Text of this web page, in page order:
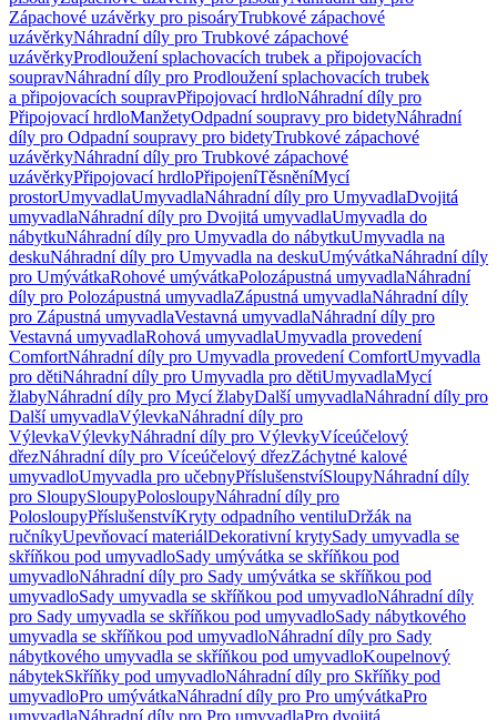
Zápachové uzávěrky pro pisoáryTrubkové zápachové
uzávěrkyNáhradní díly pro Trubkové zápachové
uzávěrkyProdloužení splachovacích trubek a připojovacích
soupravNáhradní díly pro Prodloužení splachovacích trubek
a připojovacích soupravPřipojovací hrdloNáhradní díly pro
Připojovací hrdloManžetyOdpadní soupravy pro bidetyNáhradní
díly pro Odpadní soupravy pro bidetyTrubkové zápachové
uzávěrkyNáhradní díly pro Trubkové zápachové
uzávěrkyPřipojovací hrdloPřipojeníTěsněníMycí
prostorUmyvadlaUmyvadlaNáhradní díly pro UmyvadlaDvojitá
umyvadlaNáhradní díly pro Dvojitá umyvadlaUmyvadla do
nábytkuNáhradní díly pro Umyvadla do nábytkuUmyvadla na
deskuNáhradní díly pro Umyvadla na deskuUmývátkaNáhradní díly
pro UmývátkaRohové umývátkaPolozápustná umyvadlaNáhradní
díly pro Polozápustná umyvadlaZápustná umyvadlaNáhradní díly
pro Zápustná umyvadlaVestavná umyvadlaNáhradní díly pro
Vestavná umyvadlaRohová umyvadlaUmyvadla provedení
ComfortNáhradní díly pro Umyvadla provedení ComfortUmyvadla
pro dětiNáhradní díly pro Umyvadla pro dětiUmyvadlaMycí
žlabyNáhradní díly pro Mycí žlabyDalší umyvadlaNáhradní díly pro
Další umyvadlaVýlevkaNáhradní díly pro
VýlevkaVýlevkyNáhradní díly pro VýlevkyVíceúčelový
dřezNáhradní díly pro Víceúčelový dřezZáchytné kalové
umyvadloUmyvadla pro učebnyPříslušenstvíSloupyNáhradní díly
pro SloupySloupyPolosloupyNáhradní díly pro
PolosloupyPříslušenstvíKryty odpadního ventiluDržák na
ručníkyUpevňovací materiálDekorativní krytySady umyvadla se
skříňkou pod umyvadloSady umývátka se skříňkou pod
umyvadloNáhradní díly pro Sady umývátka se skříňkou pod
umyvadloSady umyvadla se skříňkou pod umyvadloNáhradní díly
pro Sady umyvadla se skříňkou pod umyvadloSady nábytkového
umyvadla se skříňkou pod umyvadloNáhradní díly pro Sady
nábytkového umyvadla se skříňkou pod umyvadloKoupelnový
nábytekSkříňky pod umyvadloNáhradní díly pro Skříňky pod
umyvadloPro umývátkaNáhradní díly pro Pro umývátkaPro
umyvadlaNáhradní díly pro Pro umyvadlaPro dvojitá